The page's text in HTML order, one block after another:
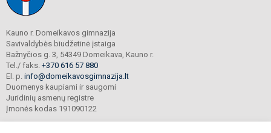
Kauno r. Domeikavos gimnazija
Savivaldybės biudžetinė įstaiga
Bažnyčios g. 3, 54349 Domeikava, Kauno r.
Tel./ faks. +370 616 57 880
El. p. info@domeikavosgimnazija.lt
Duomenys kaupiami ir saugomi
Juridinių asmenų registre
Įmonės kodas 191090122